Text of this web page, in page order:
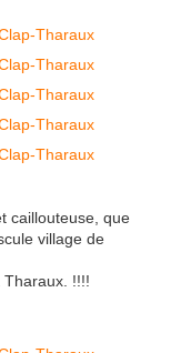
caillouteuse, que
village de
!!!!